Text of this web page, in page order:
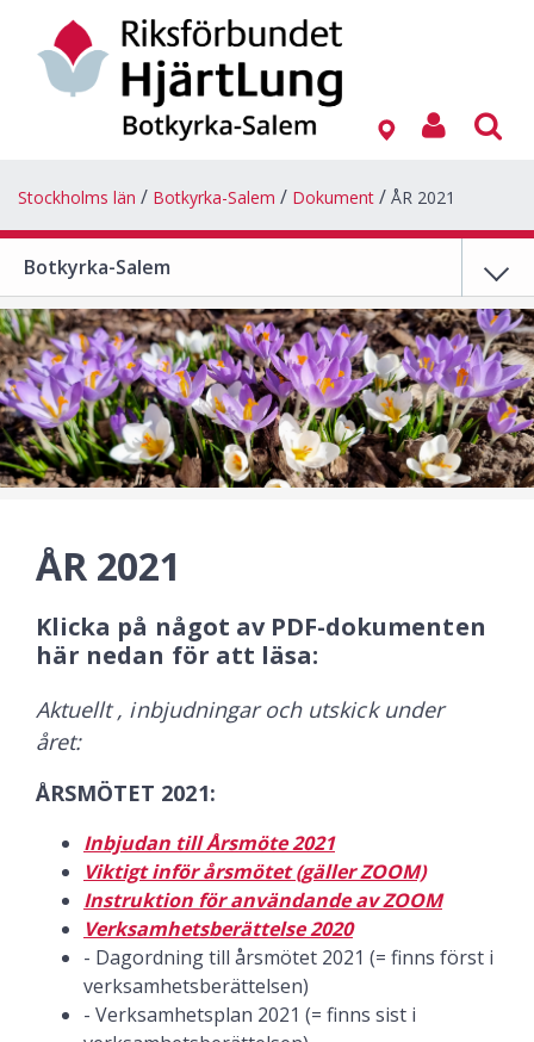
Stockholms län Botkyrka-Salem Dokument ÅR 2021
Botkyrka-Salem
ÅR 2021
Klicka på något av PDF-dokumenten
här nedan för att läsa:
Aktuellt , inbjudningar och utskick under
året:
ÅRSMÖTET 2021:
Inbjudan till Årsmöte2021
Viktigt inför årsmötet (gäller ZOOM)
Instruktion för användande av ZOOM
Verksamhetsberättelse 2020
- Dagordning till årsmötet 2021 (= finns först i
verksamhetsberättelsen)
- Verksamhetsplan 2021 (= finns sist i